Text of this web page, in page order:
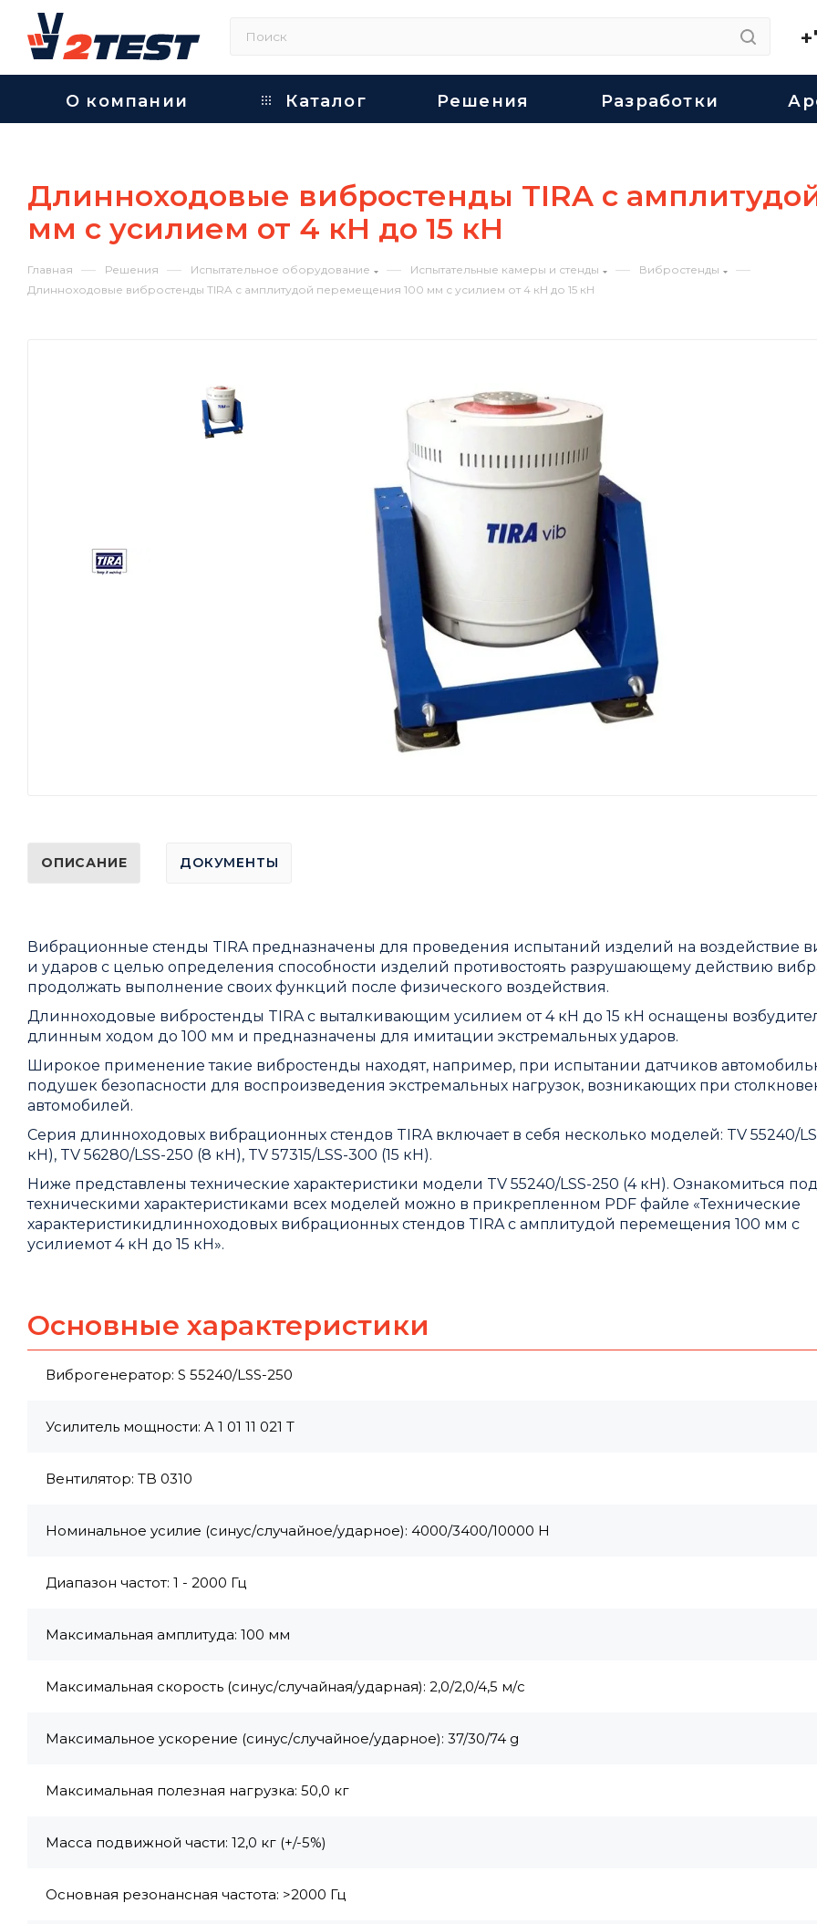
О компании Каталог Решения Разработки
Длинноходовые вибростенды TIRA с
мм с усилием от 4 кН до 15 кН
Главная — Решения — Испытательное оборудование — Испытательные камеры и стенды — Вибростенды —
Длинноходовые вибростенды TIRA с амплитудой перемещения 100 мм с усилием от 4 кН до 15 кН
ОПИСАНИЕ ДОКУМЕНТЫ
Вибрационные стенды TIRA предназначены для проведения испытаний изделий на воздействие
и ударов с целью определения способности изделий противостоять разрушающему действию
продолжать выполнение своих функций после физического воздействия.
Длинноходовые вибростенды TIRA с выталкивающим усилием от 4 кН до 15 кН оснащены
длинным ходом до 100 мм и предназначены для имитации экстремальных ударов.
Широкое применение такие вибростенды находят, например, при испытании датчиков
подушек безопасности для воспроизведения экстремальных нагрузок, возникающих при
автомобилей.
Серия длинноходовых вибрационных стендов TIRA включает в себя несколько моделей: TV 55240/
кН), TV 56280/LSS-250 (8 кН), TV 57315/LSS-300 (15 кН).
Ниже представлены технические характеристики модели TV 55240/LSS-250 (4 кН). Ознакомиться
техническими характеристиками всех моделей можно в прикрепленном PDF файле «Технические
характеристикидлинноходовых вибрационных стендов TIRA с амплитудой перемещения 100 мм с
усилиемот 4 кН до 15 кН».
Основные характеристики
Виброгенератор: S 55240/LSS-250
Усилитель мощности: A 1 01 11 021 T
Вентилятор: TB 0310
Номинальное усилие (синус/случайное/ударное): 4000/3400/10000 Н
Диапазон частот: 1 - 2000 Гц
Максимальная амплитуда: 100 мм
Максимальная скорость (синус/случайная/ударная): 2,0/2,0/4,5 м/с
Максимальное ускорение (синус/случайное/ударное): 37/30/74 g
Максимальная полезная нагрузка: 50,0 кг
Масса подвижной части: 12,0 кг (+/-5%)
Основная резонансная частота: >2000 Гц